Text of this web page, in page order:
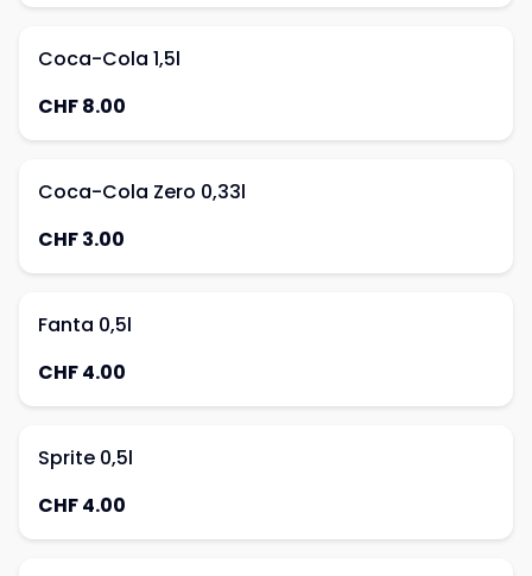
Coca-Cola 1,5l
CHF 8.00
Coca-Cola Zero 0,33l
CHF 3.00
Fanta 0,5l
CHF 4.00
Sprite 0,5l
CHF 4.00